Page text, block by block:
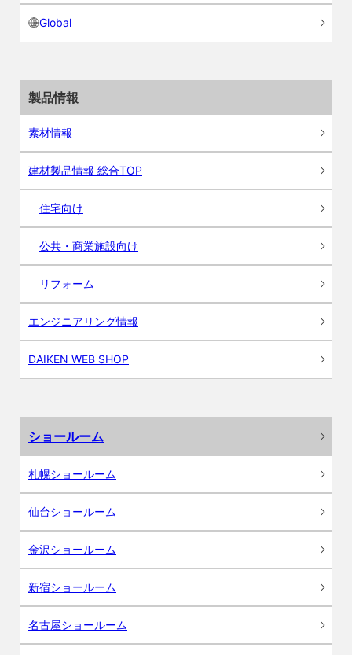
Global
製品情報
素材情報
建材製品情報 総合TOP
住宅向け
公共・商業施設向け
リフォーム
エンジニアリング情報
DAIKEN WEB SHOP
ショールーム
札幌ショールーム
仙台ショールーム
金沢ショールーム
新宿ショールーム
名古屋ショールーム